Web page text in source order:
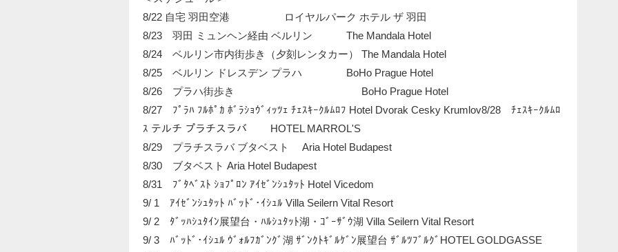
8/22 自宅 羽田空港 ロイヤルパーク ホテル ザ 羽田
8/23 羽田 ミュンヘン経由 ベルリン The Mandala Hotel
8/24 ベルリン市内街歩き（夕刻レンタカー） The Mandala Hotel
8/25 ベルリン ドレスデン プラハ BoHo Prague Hotel
8/26 プラハ街歩き BoHo Prague Hotel
8/27 ﾌﾟﾗﾊ ﾌﾙﾎﾟｶ ﾎﾞﾗｼｮｳﾞｨｯﾂｪ ﾁｪｽｷｰｸﾙﾑﾛﾌ Hotel Dvorak Cesky Krumlov8/28 ﾁｪｽｷｰｸﾙﾑﾛ
ｽ テルチ プラチスラバ HOTEL MARROL'S
8/29 プラチスラバ ブタベスト Aria Hotel Budapest
8/30 ブタベスト Aria Hotel Budapest
8/31 ﾌﾞﾀﾍﾞｽﾄ ｼｮﾌﾟﾛﾝ ｱｲｾﾞﾝｼｭﾀｯﾄ Hotel Vicedom
9/ 1 ｱｲｾﾞﾝｼｭﾀｯﾄ ﾊﾞｯﾄﾞ･ｲｼｭﾙ Villa Seilern Vital Resort
9/ 2 ﾀﾞｯﾊｼｭﾀｲﾝ展望台・ﾊﾙｼｭﾀｯﾄ湖・ｺﾞｰｻﾞｳ湖 Villa Seilern Vital Resort
9/ 3 ﾊﾞｯﾄﾞ･ｲｼｭﾙ ｳﾞｫﾙﾌｶﾞﾝｸﾞ湖 ｻﾞﾝｸﾄｷﾞﾙｹﾞﾝ展望台 ｻﾞﾙﾂﾌﾞﾙｸﾞHOTEL GOLDGASSE